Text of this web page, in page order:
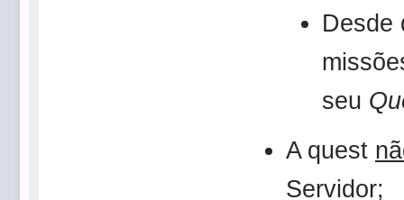
Desde
seu
A quest
Servidor;